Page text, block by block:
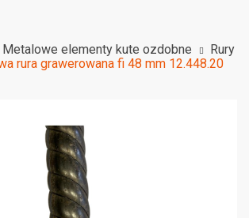
Metalowe elementy kute ozdobne
Rury
rura grawerowana fi 48 mm 12.448.20